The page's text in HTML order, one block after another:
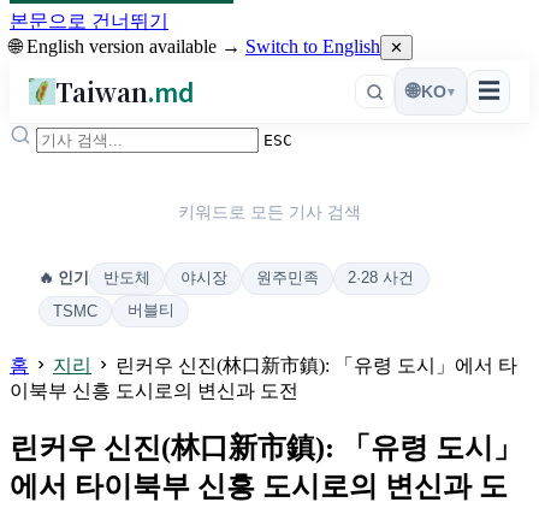
본문으로 건너뛰기
🌐 English version available → Switch to English ✕
Taiwan.md ☰
🌐KO▾
ESC
키워드로 모든 기사 검색
🔥 인기 반도체 야시장 원주민족
2·28 사건
TSMC
버블티
홈 지리
린커우 신진(林口新市鎮): 「유령 도시」에서 타
이북부 신흥 도시로의 변신과 도전
린커우 신진(林口新市鎮): 「유령 도시」
에서 타이북부 신흥 도시로의 변신과 도